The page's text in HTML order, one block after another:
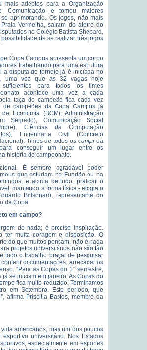
mais adeptos para a Organização
Comunicação e tomou maiores
aprimorando. Os jogos, não mais
Vermelha, saíram do aterro do
no Colégio Batista Shepard,
de se realizar três jogos
Copa Campus apresenta um corpo
trabalhando para uma estrutura
a disputa do torneio já é iniciada no
uma vez que as 32 vagas hoje
para todos os times
acontece uma vez a cada
taça de campeão fica cada vez
de campeões da Copa Campus já
Economia (BCM), Administração
Segredo), Comunicação Social
Ciências da Computação
Engenharia Civil (Concreto
Times de todos oscampi da
conseguir um lugar entre os
história do campeonato.
É sempre agradável poder
que estudam no Fundão ou na
e acima de tudo, praticar o
mantendo a forma física - elogia o
Bolsonaro, representante do
da Copa.
em campo?
do nada; é preciso inspiração.
muita coragem e disposição. O
do que muitos pensam, não é nada
projetos universitários não são tão
todo o trabalho braçal de pesquisar
documentações, arrecadar os
“Para as Copas do 1° semestre,
se iniciam em janeiro. As Copas do
fica muito reduzido. Terminamos
em Setembro. Este período, que
afirma Priscilla Bastos, membro da
americanos, mas um dos poucos
universitário. Nos Estados
especialmente em esportes